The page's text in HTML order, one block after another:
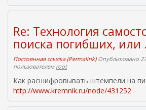
Re: Технология
поиска погибших, или
Постоянная ссылка (Permalink)Опубликовано
пользователем root
Как расшифровывать штемпели на
http://www.kremnik.ru/node/431252